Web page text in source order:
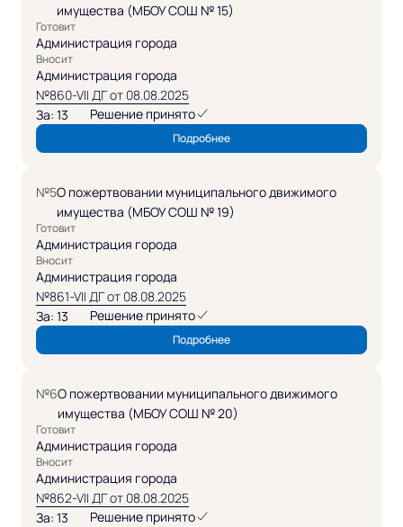
имущества (МБОУ СОШ № 15)
Готовит
Администрация города
Вносит
Администрация города
За: 13 Решение принято
№860-VII ДГ от 08.08.2025
Подробнее
№5О пожертвовании муниципального движимого
имущества (МБОУ СОШ № 19)
Готовит
Администрация города
Вносит
Администрация города
За: 13 Решение принято
№861-VII ДГ от 08.08.2025
Подробнее
№6О пожертвовании муниципального движимого
имущества (МБОУ СОШ № 20)
Готовит
Администрация города
Вносит
Администрация города
За: 13 Решение принято
№862-VII ДГ от 08.08.2025